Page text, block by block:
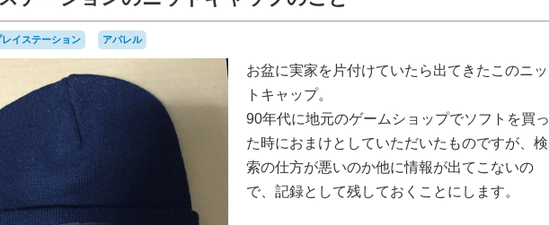
レイステーション アパレル
お盆に実家を片付けていたら出てきたこのニッ
トキャップ。
90年代に地元のゲームショップでソフトを買っ
た時におまけとしていただいたものですが、検
索の仕方が悪いのか他に情報が出てこないの
で、記録として残しておくことにします。